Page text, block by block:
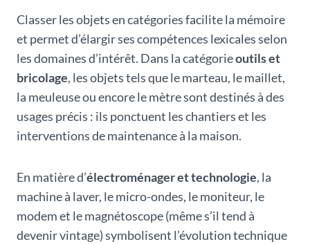
Classer les objets en catégories facilite la mémoire
et permet d’élargir ses compétences lexicales selon
les domaines d’intérêt. Dans la catégorieoutils et
bricolage, les objets tels que le marteau, le maillet,
la meuleuse ou encore le mètre sont destinés à des
usages précis : ils ponctuent les chantiers et les
interventions de maintenance à la maison.
En matière d’électroménager et technologie, la
machine à laver, le micro-ondes, le moniteur, le
modem et le magnétoscope (même s’il tend à
devenir vintage) symbolisent l’évolution technique